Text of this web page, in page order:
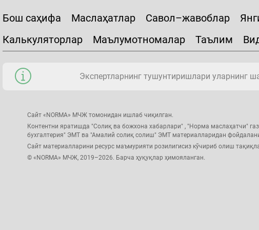
Бош саҳифа Маслаҳатлар Савол–жавоблар
Калькуляторлар
Маълумотномалар Таълим
Экспертларнинг тушунтиришлари уларнинг
Сайт «NORMA» МЧЖ томонидан ишлаб чиқилган.
Контентни яратишда "Солиқ ва божхона хабарлари" , "Норма маслаҳатчи"
бухгалтерия" ЭМТ ва "Амалий солиқ солиш" ЭМТ материалларидан
Сайт материалларини ресурс маъмурияти розилигисиз кўчириб олиш
© «NORMA» МЧЖ, 2019–2026. Барча ҳуқуқлар ҳимояланган.